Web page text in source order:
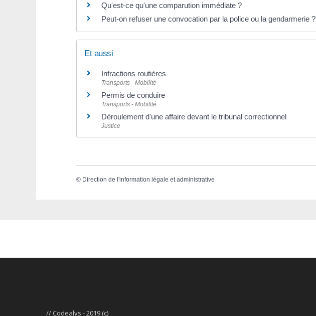
Qu'est-ce qu'une comparution immédiate ?
Peut-on refuser une convocation par la police ou la gendarmerie ?
Et aussi
Infractions routières
Transports - Mobilité
Permis de conduire
Transports - Mobilité
Déroulement d'une affaire devant le tribunal correctionnel
Justice
© Direction de l'information légale et administrative
// Codealys - 2019 (c)